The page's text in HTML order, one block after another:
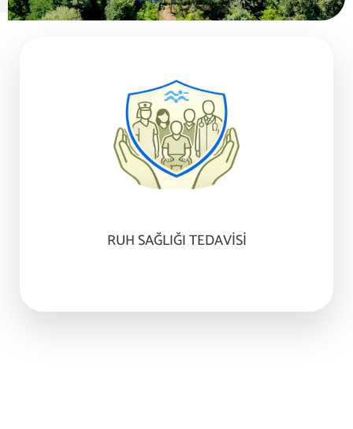
RUH SAĞLIĞI TEDAVISI